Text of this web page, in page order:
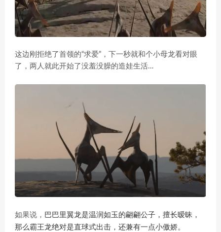
这边刚拒绝了首领的“求爱”，下一秒就和个小母龙看对眼
了，两人就此开始了没羞没臊的造娃生活…
如果说， 巴巴里翼龙是温润如玉的翩翩公子，擅长暧昧，
那么霸王龙绝对是直球式出击，还兼有一点小傲娇。